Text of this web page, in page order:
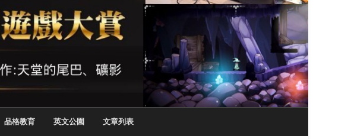
品格教育 英文公園 文章列表